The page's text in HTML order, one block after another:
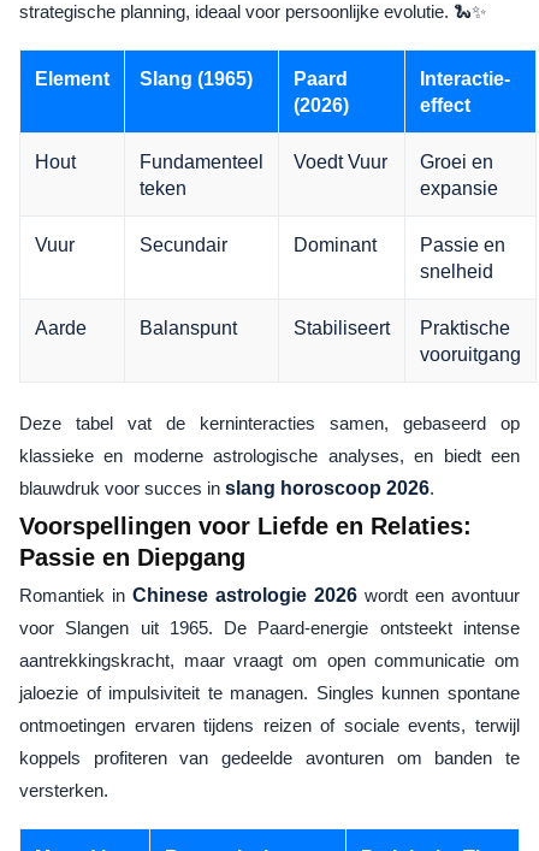
strategische planning, ideaal voor persoonlijke evolutie. 🐍✨
Element Slang (1965)
Paard
(2026)
Interactie-
effect
Hout
Fundamenteel
teken
Voedt Vuur
Groei en
expansie
Vuur Secundair Dominant
Passie en
snelheid
Aarde Balanspunt Stabiliseert
Praktische
vooruitgang
Deze tabel vat de kerninteracties samen, gebaseerd op
klassieke en moderne astrologische analyses, en biedt een
blauwdruk voor succes in slang horoscoop 2026.
Voorspellingen voor Liefde en Relaties:
Passie en Diepgang
Romantiek in Chinese astrologie 2026 wordt een avontuur
voor Slangen uit 1965. De Paard-energie ontsteekt intense
aantrekkingskracht, maar vraagt om open communicatie om
jaloezie of impulsiviteit te managen. Singles kunnen spontane
ontmoetingen ervaren tijdens reizen of sociale events, terwijl
koppels profiteren van gedeelde avonturen om banden te
versterken.